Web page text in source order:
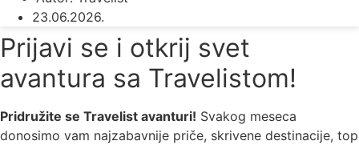
23.06.2026.
Prijavi se i otkrij svet
avantura sa Travelistom!
Pridružite se Travelist avanturi! Svakog meseca
donosimo vam najzabavnije priče, skrivene destinacije, top